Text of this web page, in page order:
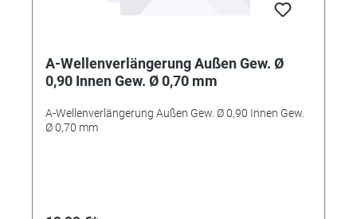
A-Wellenverlängerung Außen Gew. Ø
0,90 Innen Gew. Ø 0,70 mm
A-Wellenverlängerung Außen Gew. Ø 0,90 Innen Gew.
Ø 0,70 mm